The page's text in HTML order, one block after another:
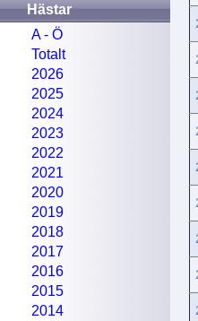
Hästar
A - Ö
Totalt
2026
2025
2024
2023
2022
2021
2020
2019
2018
2017
2016
2015
2014